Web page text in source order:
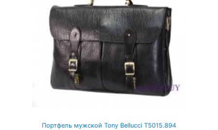
Портфель мужской Tony Bellucci T5015.894